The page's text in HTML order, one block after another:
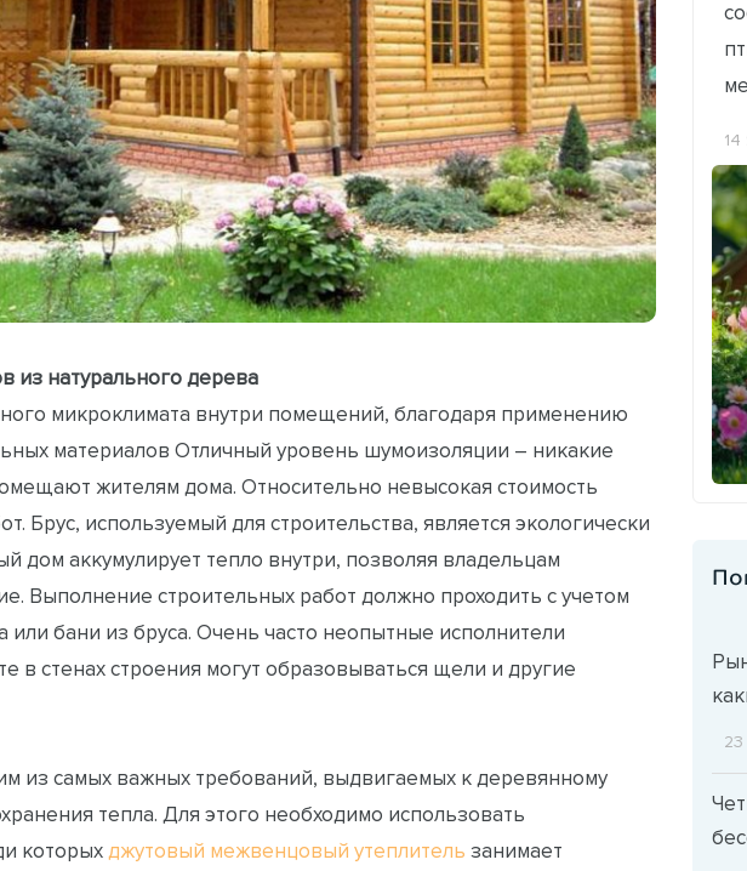
из натурального дерева
микроклимата внутри помещений, благодаря применению
материалов Отличный уровень шумоизоляции – никакие
жителям дома. Относительно невысокая стоимость
Брус, используемый для строительства, является экологически
дом аккумулирует тепло внутри, позволяя владельцам
Выполнение строительных работ должно проходить с учетом
или бани из бруса. Очень часто неопытные исполнители
в стенах строения могут образовываться щели и другие
из самых важных требований, выдвигаемых к деревянному
тепла. Для этого необходимо использовать
которых джутовый межвенцовый утеплитель занимает